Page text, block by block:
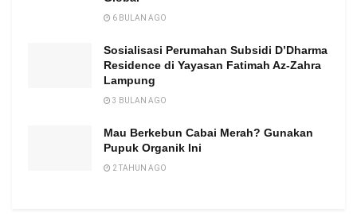
6 BULAN AGO
Sosialisasi Perumahan Subsidi D’Dharma
Residence di Yayasan Fatimah Az-Zahra
Lampung
3 BULAN AGO
Mau Berkebun Cabai Merah? Gunakan
Pupuk Organik Ini
2 TAHUN AGO